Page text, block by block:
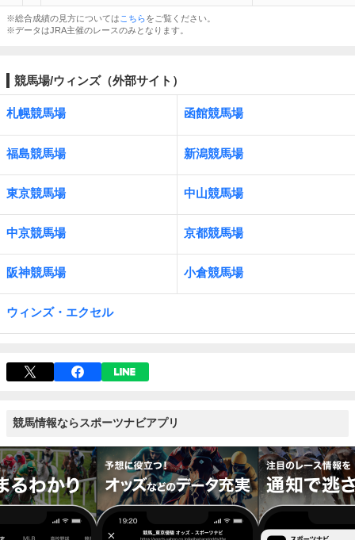
※総合成績の見方については こちらをご覧ください。
※データはJRA主催のレースのみとなります。
競馬場/ウィンズ（外部サイト）
札幌競馬場 函館競馬場
福島競馬場 新潟競馬場
東京競馬場 中山競馬場
中京競馬場 京都競馬場
阪神競馬場 小倉競馬場
ウィンズ・エクセル
競馬情報ならスポーツナビアプリ